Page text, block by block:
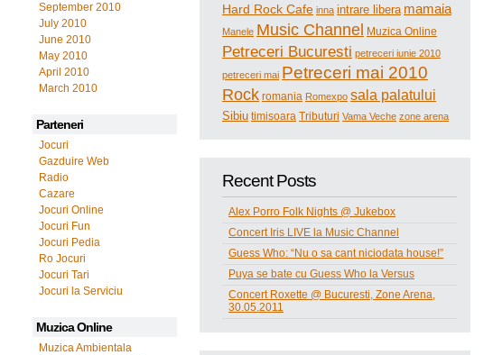
September 2010
July 2010
June 2010
May 2010
April 2010
March 2010
Parteneri
Jocuri
Gazduire Web
Radio
Cazare
Jocuri Online
Jocuri Fun
Jocuri Pedia
Ro Jocuri
Jocuri Tari
Jocuri la Serviciu
Muzica Online
Muzica Ambientala
Hard Rock Cafe inna intrare libera mamaia
Manele Music Channel Muzica Online
Petreceri Bucuresti petreceri iunie 2010
petreceri mai Petreceri mai 2010
Rock romania Romexpo sala palatului
Sibiu timisoara Tributuri Vama Veche zone arena
Recent Posts
Alex Porro Folk Nights @ Jukebox
Concert Iris LIVE la Music Channel
Guess Who: “Nu o sa cant niciodata house!”
Puya se bate cu Guess Who la Versus
Concert Roxette @ Bucuresti, Zone Arena,
30.05.2011